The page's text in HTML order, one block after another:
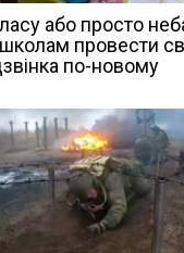
або просто
провести
по-новому